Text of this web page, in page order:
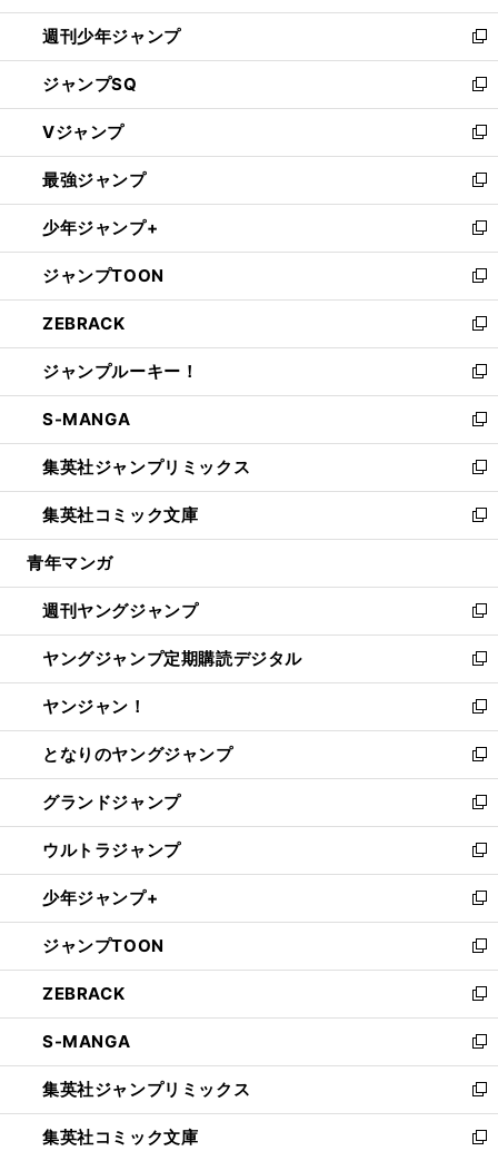
開
く
週刊少年ジャンプ
新
し
い
ウ
ィ
ン
ド
ウ
で
開
く
ジャンプSQ
新
し
い
ウ
ィ
ン
ド
ウ
で
開
く
Vジャンプ
新
し
い
ウ
ィ
ン
ド
ウ
で
開
く
最強ジャンプ
新
し
い
ウ
ィ
ン
ド
ウ
で
開
く
少年ジャンプ+
新
し
い
ウ
ィ
ン
ド
ウ
で
開
く
ジャンプTOON
新
し
い
ウ
ィ
ン
ド
ウ
で
開
く
ZEBRACK
新
し
い
ウ
ィ
ン
ド
ウ
で
開
ジャンプルーキー！
新
し
い
ウ
ィ
ン
ド
ウ
開
く
S-MANGA
新
し
い
ウ
ィ
ン
ウ
で
開
く
集英社ジャンプリミックス
新
し
い
ウ
ン
ド
ウ
で
開
く
集英社コミック文庫
新
し
ウ
ィ
ン
ド
ウ
で
開
く
青年マンガ
週刊ヤングジャンプ
新
し
い
ウ
ィ
ン
ド
ウ
で
開
く
ヤングジャンプ定期購読デジタル
新
し
い
ウ
ィ
ン
ド
ウ
で
開
く
ヤンジャン！
新
し
い
ウ
ィ
ン
ド
ウ
で
開
く
となりのヤングジャンプ
新
し
い
ウ
ィ
ン
ド
ウ
で
開
く
グランドジャンプ
新
し
い
ウ
ィ
ン
ド
ウ
で
開
く
ウルトラジャンプ
新
し
い
ウ
ィ
ン
ド
ウ
で
開
く
少年ジャンプ+
新
し
い
ウ
ィ
ン
ド
ウ
で
開
く
ジャンプTOON
新
し
い
ウ
ィ
ン
ド
ウ
で
ZEBRACK
新
し
い
ウ
ィ
ン
ド
S-MANGA
新
し
い
ウ
ィ
集英社ジャンプリミックス
新
し
い
集英社コミック文庫 新